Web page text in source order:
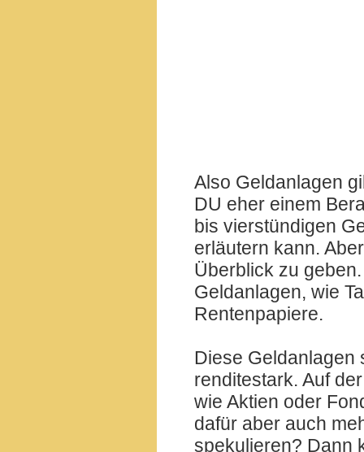
Also Geldanlagen
DU eher einem
bis vierstündigen
erläutern kann.
Überblick zu
Geldanlagen, wie
Rentenpapiere.
Diese Geldanlagen
renditestark. Auf
wie Aktien oder
dafür aber auch
spekulieren? Dann